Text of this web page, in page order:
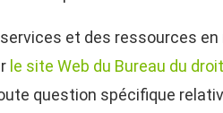
et des ressources
le site Web du Bureau du
question spécifique